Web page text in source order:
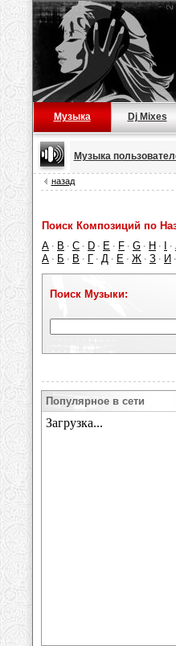
Музыка Dj Mixes
Музыка
назад
Поиск Композиций по
A · B · C · D · E · F · G · H · ·
А · Б · В · Г · Д · Е · Ж · З · И ·
Поиск Музыки:
Популярное в сети